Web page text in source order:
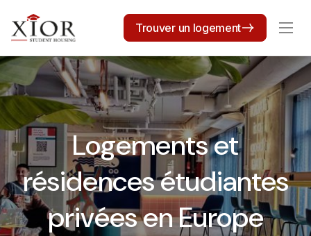
Trouver un logement
Logements et
résidences étudiantes
privées en Europe